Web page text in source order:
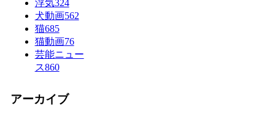
浮気324
犬動画562
猫685
猫動画76
芸能ニュー
ス860
アーカイブ